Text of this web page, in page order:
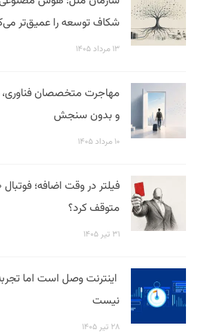
شکاف توسعه را عمیق‌تر
۱۳ مرداد ۱۴۰۵
مهاجرت متخصصان فناوری،
و بدون سنجش
۱۰ مرداد ۱۴۰۵
متوقف کرد؟
۳۱ تیر ۱۴۰۵
اینترنت وصل است اما
نیست
۲۸ تیر ۱۴۰۵